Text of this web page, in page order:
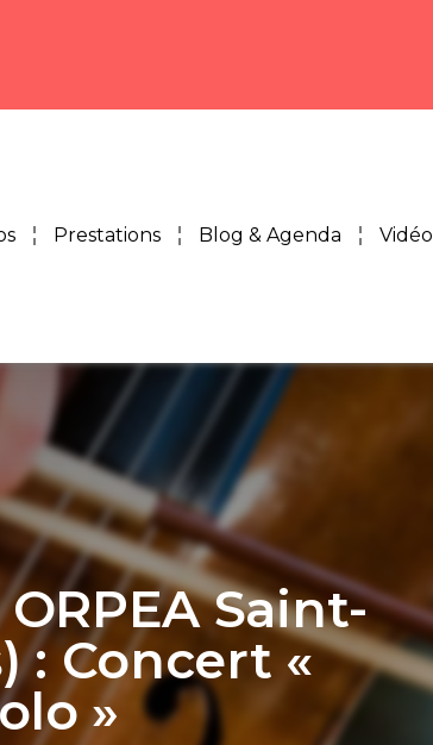
Prestations Blog & Agenda
ORPEA Saint-
: Concert «
»